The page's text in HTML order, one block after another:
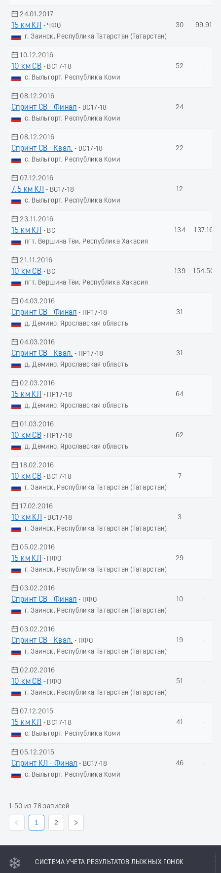
24.01.2017
15 км КЛ
- ЧФО
г. Заинск, Республика Татарстан (Татарстан)
30 99.91
10.12.2016
10 км СВ - ВС17-18
с. Выльгорт, Республика Коми
52 -
08.12.2016
Спринт СВ - Финал - ВС17-18
с. Выльгорт, Республика Коми
24 -
08.12.2016
Спринт СВ - Квал. - ВС17-18
с. Выльгорт, Республика Коми
22 -
07.12.2016
7.5 км КЛ
- ВС17-18
с. Выльгорт, Республика Коми
12 -
23.11.2016
15 км КЛ
- ВС
пгт. Вершина Тёи, Республика Хакасия
134 137.16
21.11.2016
10 км СВ - ВС
пгт. Вершина Тёи, Республика Хакасия
139 154.50
04.03.2016
Спринт СВ - Финал - ПР17-18
д. Демино, Ярославская область
31 -
04.03.2016
Спринт СВ - Квал. - ПР17-18
д. Демино, Ярославская область
31 -
02.03.2016
15 км КЛ
- ПР17-18
д. Демино, Ярославская область
64 -
01.03.2016
10 км СВ - ПР17-18
д. Демино, Ярославская область
62 -
18.02.2016
10 км СВ - ВС17-18
г. Заинск, Республика Татарстан (Татарстан)
7 -
17.02.2016
10 км КЛ
- ВС17-18
г. Заинск, Республика Татарстан (Татарстан)
3 -
05.02.2016
15 км КЛ
- ПФО
г. Заинск, Республика Татарстан (Татарстан)
29 -
03.02.2016
Спринт СВ - Финал - ПФО
г. Заинск, Республика Татарстан (Татарстан)
10 -
03.02.2016
Спринт СВ - Квал. - ПФО
г. Заинск, Республика Татарстан (Татарстан)
19 -
02.02.2016
10 км СВ - ПФО
г. Заинск, Республика Татарстан (Татарстан)
51 -
07.12.2015
15 км КЛ
- ВС17-18
с. Выльгорт, Республика Коми
41 -
05.12.2015
Спринт КЛ - Финал - ВС17-18
с. Выльгорт, Республика Коми
46 -
1-50 из 78 записей
1 2
СИСТЕМА УЧЕТА РЕЗУЛЬТАТОВ ЛЫЖНЫХ ГОНОК